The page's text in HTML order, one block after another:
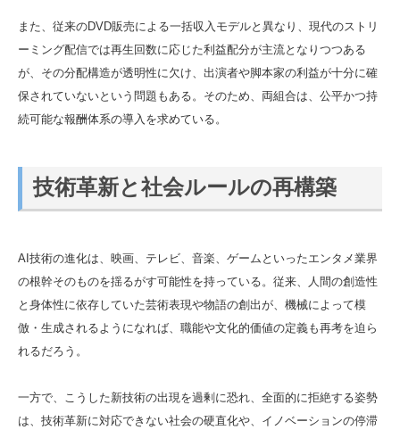
また、従来のDVD販売による一括収入モデルと異なり、現代のストリ
ーミング配信では再生回数に応じた利益配分が主流となりつつある
が、その分配構造が透明性に欠け、出演者や脚本家の利益が十分に確
保されていないという問題もある。そのため、両組合は、公平かつ持
続可能な報酬体系の導入を求めている。
技術革新と社会ルールの再構築
AI技術の進化は、映画、テレビ、音楽、ゲームといったエンタメ業界
の根幹そのものを揺るがす可能性を持っている。従来、人間の創造性
と身体性に依存していた芸術表現や物語の創出が、機械によって模
倣・生成されるようになれば、職能や文化的価値の定義も再考を迫ら
れるだろう。
一方で、こうした新技術の出現を過剰に恐れ、全面的に拒絶する姿勢
は、技術革新に対応できない社会の硬直化や、イノベーションの停滞